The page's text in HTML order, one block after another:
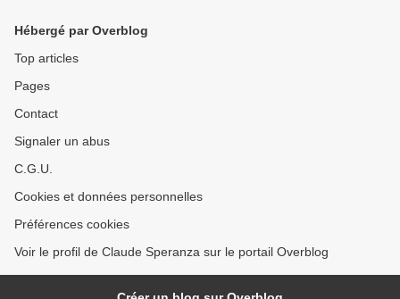
le vote négatif fondateur)
Hébergé par Overblog
Top articles
Pages
Contact
Signaler un abus
C.G.U.
Cookies et données personnelles
Préférences cookies
Voir le profil de Claude Speranza sur le portail Overblog